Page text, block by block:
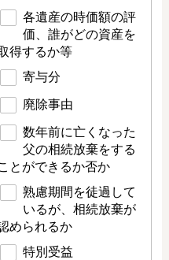
各遺産の時価額の評
価、誰がどの資産を
得するか等
寄与分
廃除事由
数年前に亡くなった
父の相続放棄をする
とができるか否か
熟慮期間を徒過して
いるが、相続放棄が
められるか
特別受益